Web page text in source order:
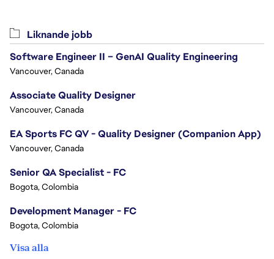
Liknande jobb
Software Engineer II – GenAI Quality Engineering
Vancouver, Canada
Associate Quality Designer
Vancouver, Canada
EA Sports FC QV - Quality Designer (Companion App)
Vancouver, Canada
Senior QA Specialist - FC
Bogota, Colombia
Development Manager - FC
Bogota, Colombia
Visa alla